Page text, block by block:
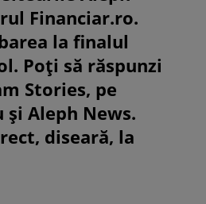
Financiar.ro.
la finalul
Poți să răspunzi
Stories, pe
Aleph News.
diseară, la